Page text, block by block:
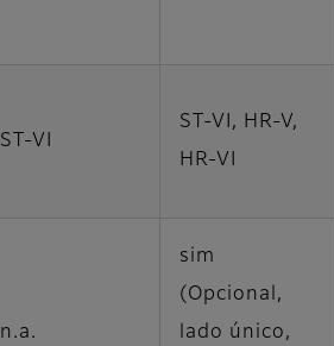
ST-VI
ST-VI, HR-V,
HR-VI
n.a.
sim
(Opcional,
lado único,